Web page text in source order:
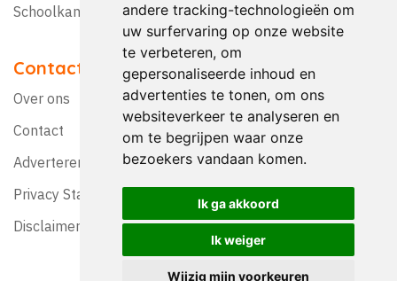
andere tracking-technologieën om
uw surfervaring op onze website
te verbeteren, om
gepersonaliseerde inhoud en
advertenties te tonen, om ons
websiteverkeer te analyseren en
om te begrijpen waar onze
bezoekers vandaan komen.
Ik ga akkoord
Ik weiger
Wijzig mijn voorkeuren
Schoolkamptips
Contact
Over ons
Contact
Adverteren?
Privacy Statement
Disclaimer